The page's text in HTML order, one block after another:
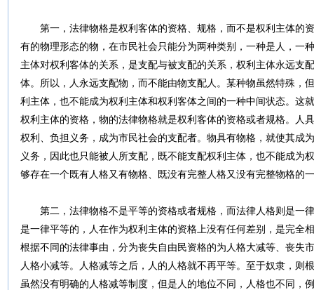
第一，法律物格是权利客体的资格、规格，而不是权利主体的
有的物理形态的物，在市民社会只能分为两种类别，一种是人，一
主体对权利客体的关系，是支配与被支配的关系，权利主体永远支
体。所以，人永远支配物，而不能由物支配人。某种物虽然特殊，
利主体，也不能成为权利主体和权利客体之间的一种中间状态。这
权利主体的资格，物的法律物格就是权利客体的资格或者规格。人
权利、负担义务，成为市民社会的支配者。物具有物格，就使其成
义务，因此也只能被人所支配，既不能支配权利主体，也不能成为
够存在一个既有人格又有物格、既没有完整人格又没有完整物格的
第二，法律物格不是平等的资格或者规格，而法律人格则是一
是一律平等的，人在作为权利主体的资格上没有任何差别，是完全
根据不同的法律事由，分为丧失自由民资格的为人格大减等、丧失
人格小减等。人格减等之后，人的人格就不再平等。至于奴隶，则
虽然没有明确的人格减等制度，但是人的地位不同，人格也不同，